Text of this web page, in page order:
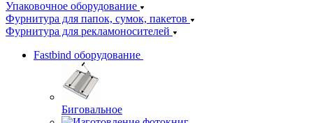
Упаковочное оборудование
Фурнитура для папок, сумок, пакетов
Фурнитура для рекламоносителей
Fastbind оборудование
Биговальное